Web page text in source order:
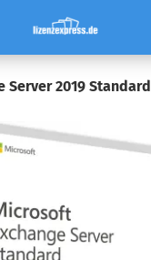
Server 2019 Standard